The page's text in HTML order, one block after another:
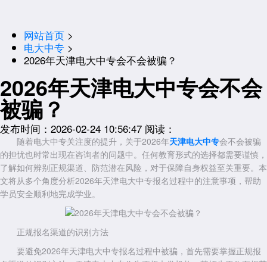
网站首页 >
电大中专 >
2026年天津电大中专会不会被骗？
2026年天津电大中专会不会
被骗？
发布时间：2026-02-24 10:56:47 阅读：
随着电大中专关注度的提升，关于2026年天津电大中专会不会被骗
的担忧也时常出现在咨询者的问题中。任何教育形式的选择都需要谨慎，
了解如何辨别正规渠道、防范潜在风险，对于保障自身权益至关重要。本
文将从多个角度分析2026年天津电大中专报名过程中的注意事项，帮助
学员安全顺利地完成学业。
正规报名渠道的识别方法
要避免2026年天津电大中专报名过程中被骗，首先需要掌握正规报